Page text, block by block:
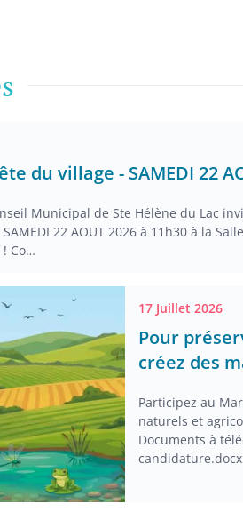
du village - SAMEDI 22
Municipal de Ste Hélène du Lac
22 AOUT 2026 à 11h30 à la
Co…
17 Juillet 2026
Pour
créez des
Participez au
naturels et
Documents à
candidature.docx